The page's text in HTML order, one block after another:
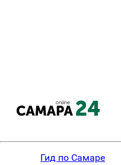
Гид по Самаре